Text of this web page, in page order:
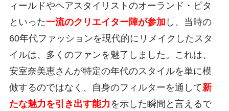
ィールドやヘアスタイリストのオーランド・ピタ
といった一流のクリエイター陣が参加 し、当時の
60年代ファッションを現代的にリメイクしたスタ
イルは、多くのファンを魅了しました。これは、
安室奈美恵さんが特定の年代のスタイルを単に模
倣するのではなく、自身のフィルターを通して新
たな魅力を引き出す能力 を示した瞬間と言えるで